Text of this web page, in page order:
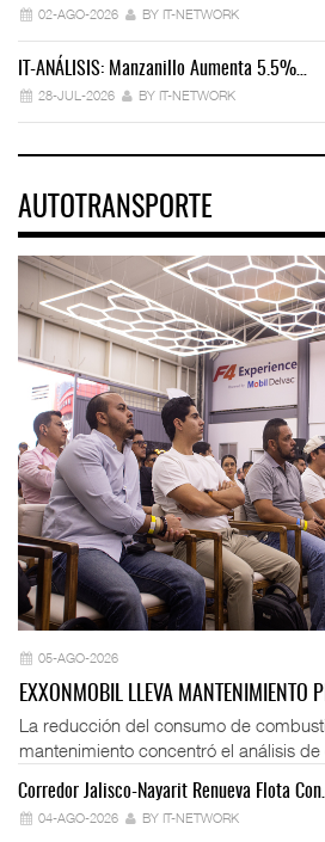
02-AGO-2026 BY IT-NETWORK
IT-ANÁLISIS: Manzanillo Aumenta 5.5%…
28-JUL-2026 BY IT-NETWORK
AUTOTRANSPORTE
05-AGO-2026
EXXONMOBIL LLEVA MANTENIMIENTO
La reducción del consumo de
mantenimiento concentró el análisis de
Corredor Jalisco-Nayarit Renueva Flota Con…
04-AGO-2026 BY IT-NETWORK